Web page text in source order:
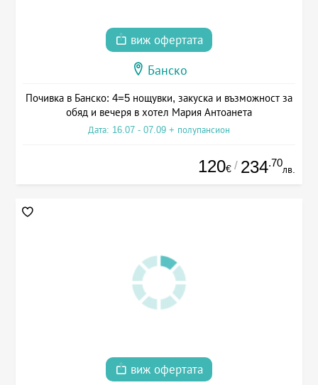
виж офертата
Банско
Почивка в Банско: 4=5 нощувки, закуска и възможност за
обяд и вечеря в хотел Мария Антоанета
Дата: 16.07 - 07.09 + полупансион
120€ / 234.70
лв.
виж офертата